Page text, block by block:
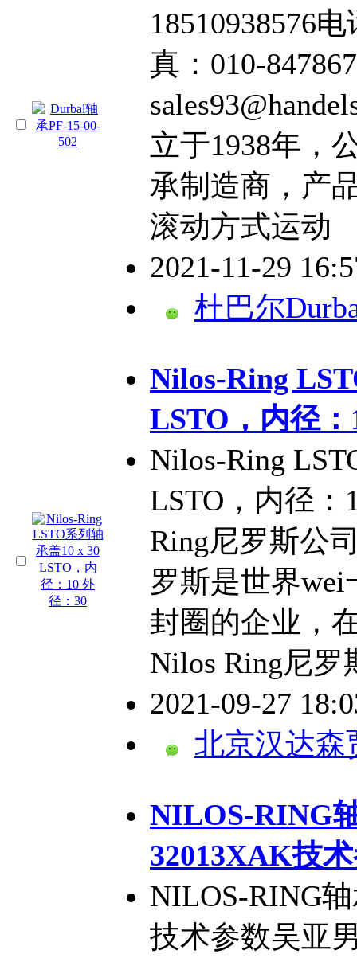
18510938576
真：010-
立于1938年，
承制造商，产
滚动方式运动
2021-11-29
杜巴尔
Nilos-Ring
LSTO，内径：
Nilos-Ring
LSTO，内径：
Ring尼罗斯公
罗斯是世界
封圈的企业，
Nilos Ring尼
2021-09-27
北京汉达森
NILOS-RING
32013XAK技
NILOS-RING
技术参数吴亚